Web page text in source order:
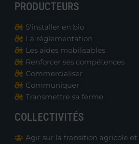
PRODUCTEURS
S'installer en bio
La réglementation
Les aides mobilisables
Renforcer ses compétences
Commercialiser
Communiquer
Transmettre sa ferme
COLLECTIVITÉS
Agir sur la transition agricole